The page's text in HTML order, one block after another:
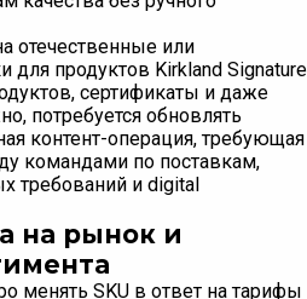
отечественные или
для продуктов Kirkland Signature
сертификаты и даже
потребуется обновлять
контент-операция, требующая
командами по поставкам,
требований и digital
на рынок и
менять SKU в ответ на тарифы